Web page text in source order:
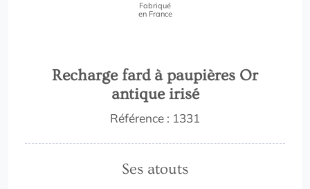
Fabriqué
en France
Recharge fard à paupières Or
antique irisé
Référence : 1331
Ses atouts